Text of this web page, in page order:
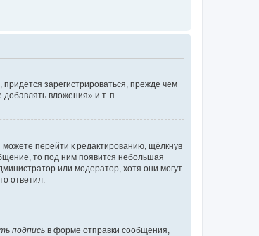
зарегистрироваться, прежде чем
вложения» и т. п.
перейти к редактированию, щёлкнув
то под ним появится небольшая
или модератор, хотя они могут
ответил.
подпись в форме отправки сообщения,